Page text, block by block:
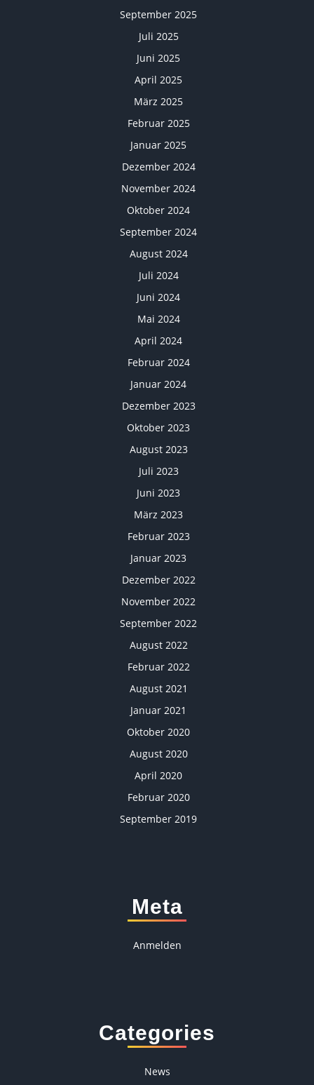
September 2025
Juli 2025
Juni 2025
April 2025
März 2025
Februar 2025
Januar 2025
Dezember 2024
November 2024
Oktober 2024
September 2024
August 2024
Juli 2024
Juni 2024
Mai 2024
April 2024
Februar 2024
Januar 2024
Dezember 2023
Oktober 2023
August 2023
Juli 2023
Juni 2023
März 2023
Februar 2023
Januar 2023
Dezember 2022
November 2022
September 2022
August 2022
Februar 2022
August 2021
Januar 2021
Oktober 2020
August 2020
April 2020
Februar 2020
September 2019
Meta
Anmelden
Categories
News